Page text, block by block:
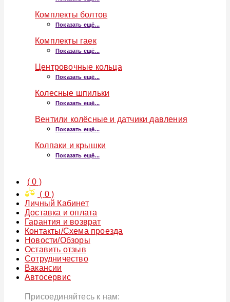
Комплекты болтов
Показать ещё...
Комплекты гаек
Показать ещё...
Центровочные кольца
Показать ещё...
Колесные шпильки
Показать ещё...
Вентили колёсные и датчики давления
Показать ещё...
Колпаки и крышки
Показать ещё...
(0 )
( 0)
Личный Кабинет
Доставка и оплата
Гарантия и возврат
Контакты/Схема проезда
Новости/Обзоры
Оставить отзыв
Сотрудничество
Вакансии
Автосервис
Присоединяйтесь к нам: